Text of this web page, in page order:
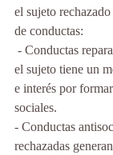
el sujeto
de conductas:
el sujeto tiene un
e interés por
sociales.
- Conductas
rechazadas